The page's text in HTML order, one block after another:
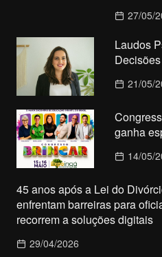
27/05/
Laudos
21/05/
ganha
14/05/
45 anos após a Lei do
enfrentam barreiras para
recorrem a soluções digitais
29/04/2026